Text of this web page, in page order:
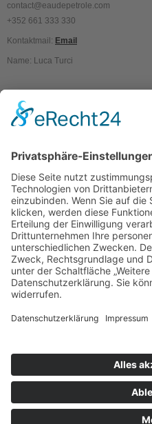
contact@eaudepetrole.com
+352 661 333 330
Kontaktmail: Email
Name: Luca Turci
Kontakt
Mitgliederbereich
Umsetzung:
Suche
Hier können Sie die gesamte